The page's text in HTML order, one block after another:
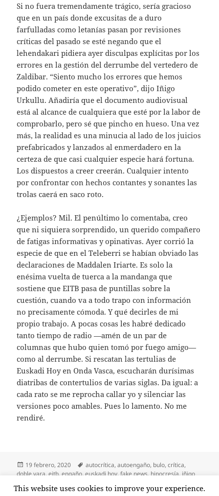
Si no fuera tremendamente trágico, sería gracioso
que en un país donde excusitas de a duro
farfulladas como letanías pasan por revisiones
críticas del pasado se esté negando que el
lehendakari pidiera ayer disculpas explícitas por los
errores en la gestión del derrumbe del vertedero de
Zaldibar. “Siento mucho los errores que hemos
podido cometer en este operativo”, dijo Iñigo
Urkullu. Añadiría que el documento audiovisual
está al alcance de cualquiera que esté por la labor de
comprobarlo, pero sé que pincho en hueso. Una vez
más, la realidad es una minucia al lado de los juicios
prefabricados y lanzados al enmerdadero en la
certeza de que casi cualquier especie hará fortuna.
Los dispuestos a creer creerán. Cualquier intento
por confrontar con hechos contantes y sonantes las
trolas caerá en saco roto.
¿Ejemplos? Mil. El penúltimo lo comentaba, creo
que ni siquiera sorprendido, un querido compañero
de fatigas informativas y opinativas. Ayer corrió la
especie de que en el Teleberri se habían obviado las
declaraciones de Maddalen Iriarte. Es solo la
enésima vuelta de tuerca a la mandanga que
sostiene que EITB pasa de puntillas sobre la
cuestión, cuando va a todo trapo con información
no precisamente cómoda. Y qué decirles de mi
propio trabajo. A pocas cosas les habré dedicado
tanto tiempo de radio —amén de un par de
columnas que hubo quien tomó por fuego amigo—
como al derrumbe. Si rescatan las tertulias de
Euskadi Hoy en Onda Vasca, escucharán durísimas
diatribas de contertulios de varias siglas. Da igual: a
cada rato se me reprocha callar yo y silenciar las
versiones poco amables. Pues lo lamento. No me
rendiré.
Publicado
el
19 febrero, 2020 Etiquetas
autocrítica,autoengaño, bulo,crítica,
doble vara,eitb,engaño,euskadi hoy,fake news, hipocresía, iñigo
2 comentariosen Miente, que queda todo
This website uses cookies to improve your experience.